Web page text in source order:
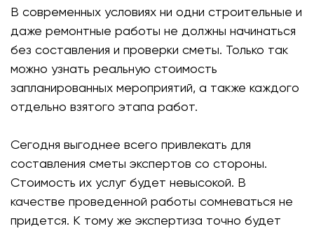
В современных условиях ни одни строительные и
даже ремонтные работы не должны начинаться
без составления и проверки сметы. Только так
можно узнать реальную стоимость
запланированных мероприятий, а также каждого
отдельно взятого этапа работ.
Сегодня выгоднее всего привлекать для
составления сметы экспертов со стороны.
Стоимость их услуг будет невысокой. В
качестве проведенной работы сомневаться не
придется. К тому же экспертиза точно будет